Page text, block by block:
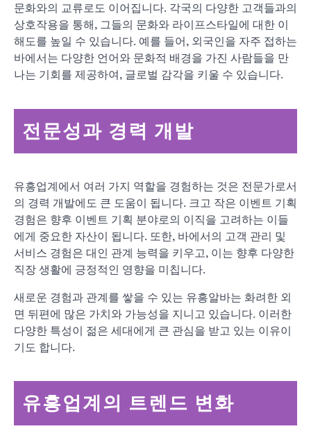
문화와의 교류로도 이어집니다. 각국의 다양한 고객들과의
상호작용을 통해, 그들의 문화와 라이프스타일에 대한 이
해도를 높일 수 있습니다. 예를 들어, 외국인을 자주 접하는
바에서는 다양한 언어와 문화적 배경을 가진 사람들을 만
나는 기회를 제공하여, 글로벌 감각을 키울 수 있습니다.
전문성과 경력 개발
유흥업계에서 여러 가지 역할을 경험하는 것은 전문가로서
의 경력 개발에도 큰 도움이 됩니다. 크고 작은 이벤트 기획
경험은 향후 이벤트 기획 분야로의 이직을 고려하는 이들
에게 중요한 자산이 됩니다. 또한, 바에서의 고객 관리 및
서비스 경험은 대인 관계 능력을 키우고, 이는 향후 다양한
직장 생활에 긍정적인 영향을 미칩니다.
새로운 경험과 관계를 쌓을 수 있는 유흥알바는 화려한 외
면 뒤편에 많은 가치와 가능성을 지니고 있습니다. 이러한
다양한 특성이 젊은 세대에게 큰 관심을 받고 있는 이유이
기도 합니다.
유흥업계의 트렌드 변화